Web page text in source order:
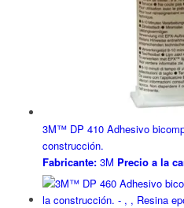
3M™ DP 410 Adhesivo
construcción.
Fabricante:3M Precio a la